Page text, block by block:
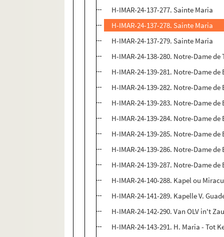
H-IMAR-24-137-277. Sainte Maria
H-IMAR-24-137-278. Sainte Maria
H-IMAR-24-137-279. Sainte Maria
H-IMAR-24-138-280. Notre-Dame
H-IMAR-24-139-281. Notre-Dame de
H-IMAR-24-139-282. Notre-Dame de
H-IMAR-24-139-283. Notre-Dame de
H-IMAR-24-139-284. Notre-Dame de
H-IMAR-24-139-285. Notre-Dame de
H-IMAR-24-139-286. Notre-Dame de
H-IMAR-24-139-287. Notre-Dame de
H-IMAR-24-140-288. Kapel ou
H-IMAR-24-141-289. Kapelle V.
H-IMAR-24-142-290. Van OLV in't
H-IMAR-24-143-291. H. Maria - Tot